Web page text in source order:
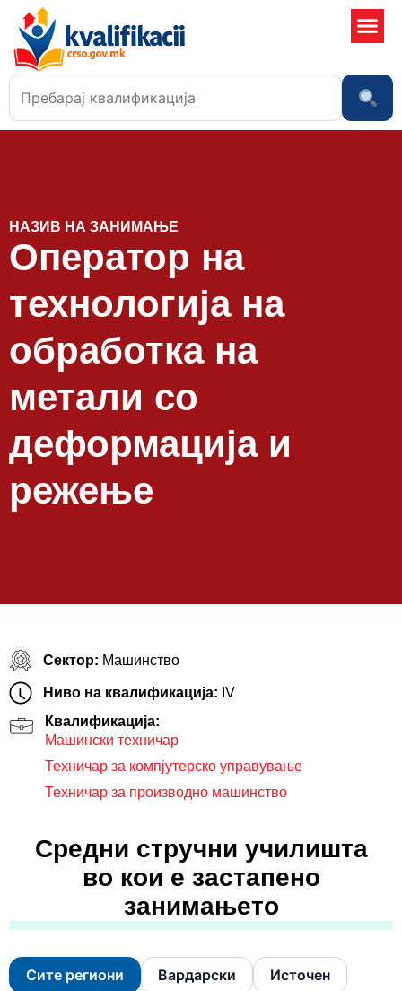
НАЗИВ НА ЗАНИМАЊЕ
Оператор на
технологија на
обработка на
метали со
деформација и
режење
Сектор: Машинство
Ниво на квалификација: IV
Квалификација:
Машински техничар
Техничар за компјутерско управување
Техничар за производно машинство
Средни стручни училишта
во кои е застапено
занимањето
Сите региони Вардарски Источен